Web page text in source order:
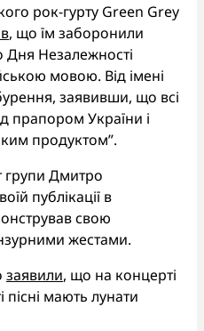
рок-гурту Green Grey
, що їм заборонили
Дня Незалежності
мовою. Від імені
заявивши, що всі
прапором України і
продуктом”.
групи Дмитро
публікації в
свою
жестами.
заявили, що на концерті
мають лунати